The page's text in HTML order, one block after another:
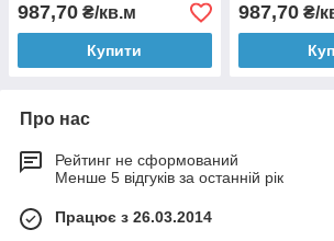
987,70 ₴/кв.м
Купити
987,70₴/
Про нас
Рейтинг не сформований
Менше 5 відгуків за останній рік
Працює з 26.03.2014